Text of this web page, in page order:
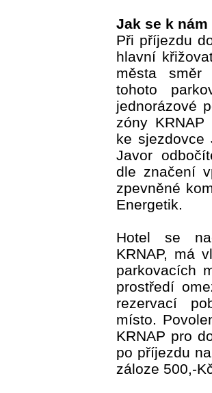
Jak se k
Při příjezdu
hlavní
města směr
tohoto
jednorázové
zóny KRNAP
ke sjezdovce
Javor
dle značení
zpevněné
Energetik.
Hotel se
KRNAP, má
parkovacích
prostředí
rezervací
místo.
KRNAP pro
po příjezdu
záloze 500,-